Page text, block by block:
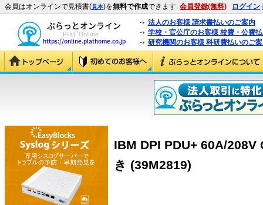
会員はオンラインで見積書(見本)を無料で作成できます 会員登録(無料) ログイン
法人のお客様 請求書払いのご案内
学校・官公庁のお客様 校費・公費
研究機関のお客様 科研費払いのご
IBM DPI PDU+ 60A/208V
き (39M2819)